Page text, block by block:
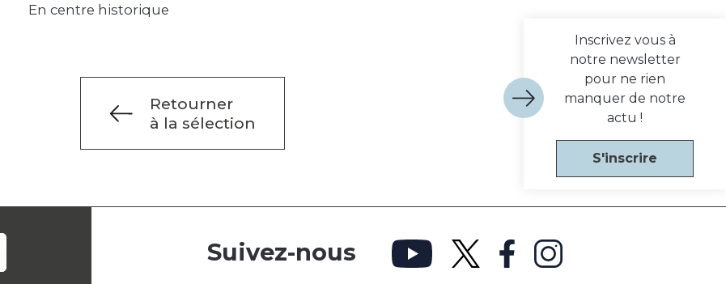
En centre historique
Retourner
à la sélection
Inscrivez vous à
notre newsletter
pour ne rien
manquer de notre
actu !
S'inscrire
Suivez-nous